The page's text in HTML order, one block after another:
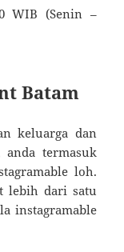
WIB (Senin –
Batam
keluarga dan
anda termasuk
loh.
lebih dari satu
instagramable